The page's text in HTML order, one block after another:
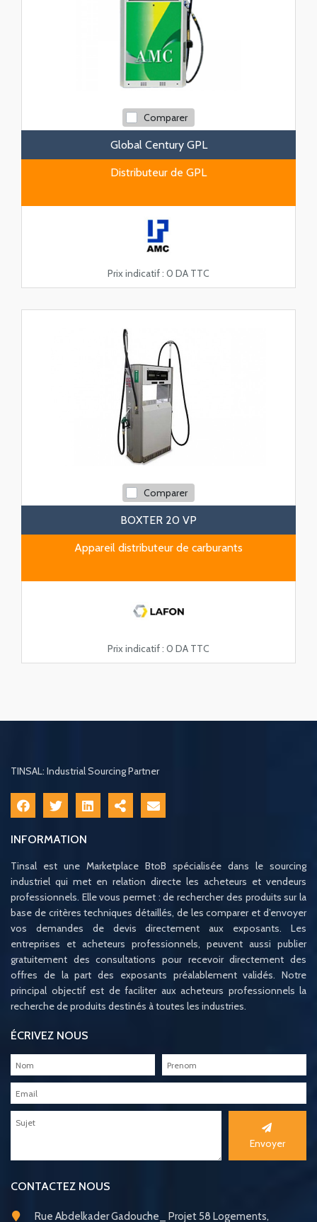
Comparer
Global Century GPL
Distributeur de GPL
Prix indicatif : 0 DA TTC
Comparer
BOXTER 20 VP
Appareil distributeur de carburants
Prix indicatif : 0 DA TTC
TINSAL: Industrial Sourcing Partner
INFORMATION
Tinsal est une Marketplace BtoB spécialisée dans le sourcing
industriel qui met en relation directe les acheteurs et vendeurs
professionnels. Elle vous permet : de rechercher des produits sur la
base de critères techniques détaillés, de les comparer et d’envoyer
vos demandes de devis directement aux exposants. Les
entreprises et acheteurs professionnels, peuvent aussi publier
gratuitement des consultations pour recevoir directement des
offres de la part des exposants préalablement validés. Notre
principal objectif est de faciliter aux acheteurs professionnels la
recherche de produits destinés à toutes les industries.
ÉCRIVEZ NOUS
Envoyer
CONTACTEZ NOUS
Rue Abdelkader Gadouche_ Projet 58 Logements,